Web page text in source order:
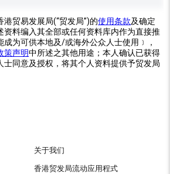
贸易发展局(“贸发局”)的使用条款及确定
资料编入其全部或任何资料库内作为直接推
成为可供本地及/或海外公众人士使用﹞，
策声明中所述之其他用途；本人确认已获得
士同意及授权，将其个人资料提供予贸发局
关于我们
香港贸发局流动应用程式